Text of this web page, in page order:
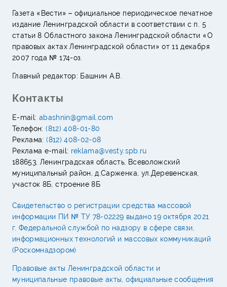
Газета «Вести» – официальное периодическое печатное
издание Ленинградской области в соответствии с п. 5
статьи 8 Областного закона Ленинградской области «О
правовых актах Ленинградской области» от 11 декабря
2007 года № 174-оз.
Главный редактор: Башнин А.В.
Контакты
E-mail: abashnin@gmail.com
Телефон:(812) 408-01-80
Реклама:(812) 408-02-08
Реклама e-mail: reklama@vesty.spb.ru
188653, Ленинградская область, Всеволожский
муниципальный район, д.Сарженка, ул.Деревенская,
участок 8Б, строение 8Б
Свидетельство о регистрации средства массовой
информации ПИ № ТУ 78-02229 выдано 19 октября 2021
г. Федеральной службой по надзору в сфере связи,
информационных технологий и массовых коммуникаций
(Роскомнадзором)
Правовые акты Ленинградской области и
муниципальные правовые акты, официальные сообщения